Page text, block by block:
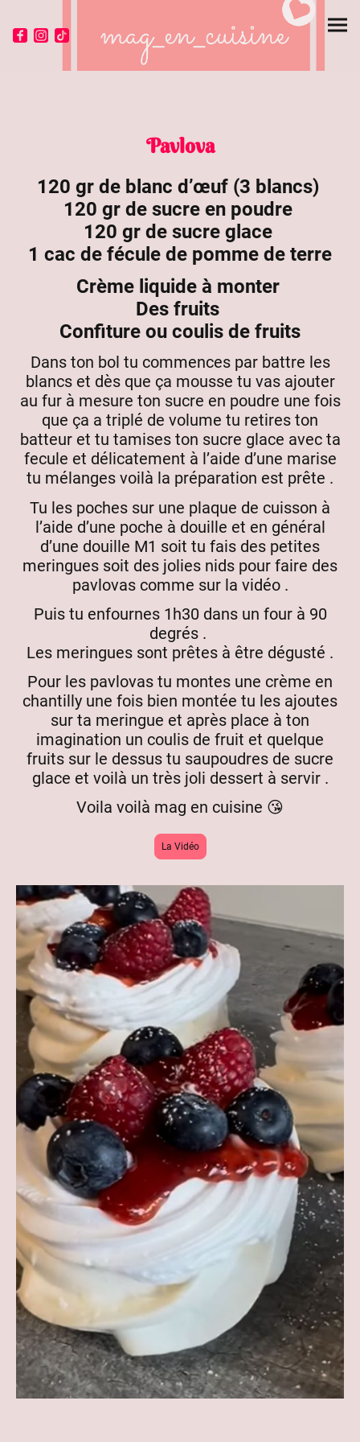
Pavlova
120 gr de blanc d’œuf (3 blancs)
120 gr de sucre en poudre
120 gr de sucre glace
1 cac de fécule de pomme de terre
Crème liquide à monter
Des fruits
Confiture ou coulis de fruits
Dans ton bol tu commences par battre les
blancs et dès que ça mousse tu vas ajouter
au fur à mesure ton sucre en poudre une fois
que ça a triplé de volume tu retires ton
batteur et tu tamises ton sucre glace avec ta
fecule et délicatement à l’aide d’une marise
tu mélanges voilà la préparation est prête .
Tu les poches sur une plaque de cuisson à
l’aide d’une poche à douille et en général
d’une douille M1 soit tu fais des petites
meringues soit des jolies nids pour faire des
pavlovas comme sur la vidéo .
Puis tu enfournes 1h30 dans un four à 90
degrés .
Les meringues sont prêtes à être dégusté .
Pour les pavlovas tu montes une crème en
chantilly une fois bien montée tu les ajoutes
sur ta meringue et après place à ton
imagination un coulis de fruit et quelque
fruits sur le dessus tu saupoudres de sucre
glace et voilà un très joli dessert à servir .
Voila voilà mag en cuisine 😘
La Vidéo